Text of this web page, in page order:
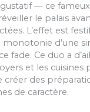
— ce fameux
le palais
L’effet est
d’une
fade. Ce duo a
et les cuisines
créer des
de caractère.